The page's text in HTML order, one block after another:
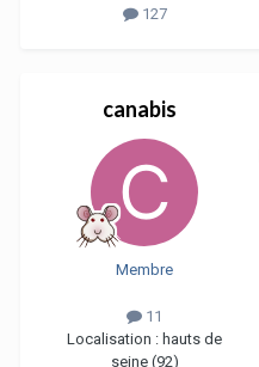
127
canabis
Membre
11
Localisation : hauts de
seine (92)